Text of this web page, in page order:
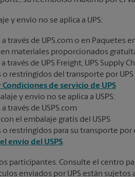
y envío no se aplica a UPS:
través de UPS.com o en Paquetes
en materiales proporcionados
través de UPS Freight, UPS Supply
restringidos del transporte por
de servicio de UPS
y envío no se aplica a USPS:
través de USPS.com
el embalaje gratis del USPS
restringidos para su transporte por
envío del USPS.
participantes. Consulte el centro
enviados por UPS están sujetos